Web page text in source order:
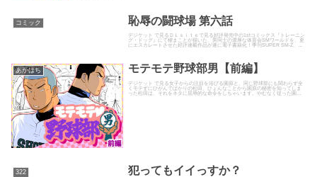
コミック 恥辱の闘球場 第六話
デジケット で見るＤＬｓｉｔｅで見る好評発売中の1stコミックス『トレーニン
グ・ドッグ』にて櫂まことが描いた、男同士の濃厚な体育会SMワールドを、更
にエスカレートさせた好評連載作品が遂に電子書籍化！季刊SUPER SM-Z、月
あかはち モテモテ野球部男【前編】
デジケット で見る女子からの注目を浴びる園原と、同じ野球部にも関わらず全
くモテずにひがんでばかりの松田。ひょんなことから園原の秘密を知ってしま
った松田は、それをネタに屈辱的な命令をしちゃいます。やむなく従った園原
のがギンギンにそそり勃つと、...
322 犯ってもイイっすか？